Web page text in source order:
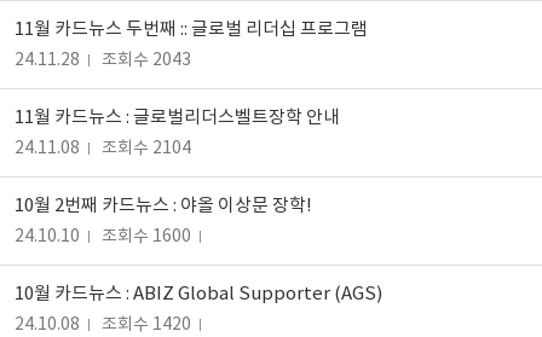
11월 카드뉴스 두번째 :: 글로벌 리더십 프로그램
24.11.28 조회수 2043
11월 카드뉴스 : 글로벌리더스벨트장학 안내
24.11.08 조회수 2104
10월 2번째 카드뉴스 : 야올 이상문 장학!
24.10.10 조회수 1600
10월 카드뉴스 : ABIZ Global Supporter (AGS)
24.10.08 조회수 1420